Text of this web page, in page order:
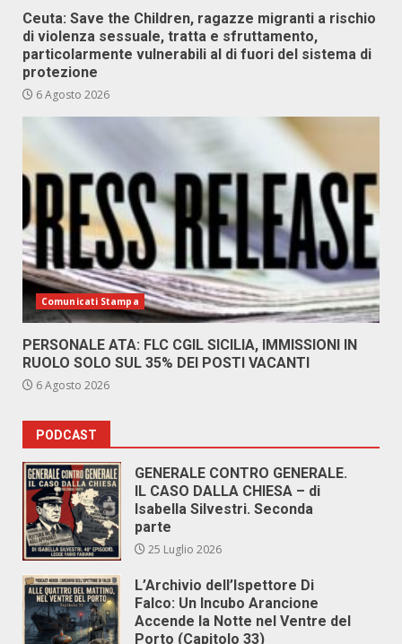
Ceuta: Save the Children, ragazze migranti a rischio
di violenza sessuale, tratta e sfruttamento,
particolarmente vulnerabili al di fuori del sistema di
protezione
6 Agosto 2026
Comunicati Stampa
PERSONALE ATA: FLC CGIL SICILIA, IMMISSIONI IN
RUOLO SOLO SUL 35% DEI POSTI VACANTI
6 Agosto 2026
PODCAST
GENERALE CONTRO GENERALE.
IL CASO DALLA CHIESA – di
Isabella Silvestri. Seconda
parte
25 Luglio 2026
L’Archivio dell’Ispettore Di
Falco: Un Incubo Arancione
Accende la Notte nel Ventre del
Porto (Capitolo 33)